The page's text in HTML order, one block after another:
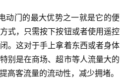
动门的最大优势之一就是它的便
式，只需按下按钮或者使用遥控
。这对于手上拿着东西或者身体
别是在商场、超市等人流量大的
高客流量的流动性，减少拥堵。